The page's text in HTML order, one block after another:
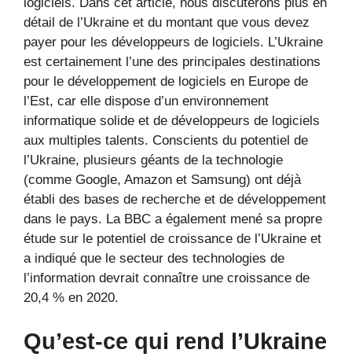
détail de l’Ukraine et du montant que vous devez
payer pour les développeurs de logiciels. L’Ukraine
est certainement l’une des principales destinations
pour le développement de logiciels en Europe de
l’Est, car elle dispose d’un environnement
informatique solide et de développeurs de logiciels
aux multiples talents. Conscients du potentiel de
l’Ukraine, plusieurs géants de la technologie
(comme Google, Amazon et Samsung) ont déjà
établi des bases de recherche et de développement
dans le pays. La BBC a également mené sa propre
étude sur le potentiel de croissance de l’Ukraine et
a indiqué que le secteur des technologies de
l’information devrait connaître une croissance de
20,4 % en 2020.
Qu’est-ce qui rend l’Ukraine